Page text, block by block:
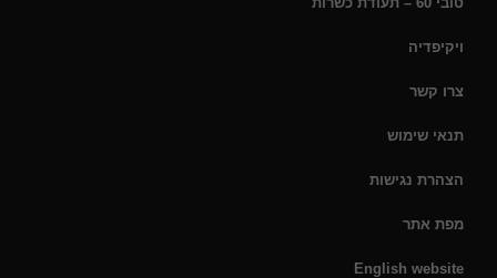
ויקיפדיה
צרו קשר
תנאי שימוש
הצהרת נגישות
מפת אתר
English website